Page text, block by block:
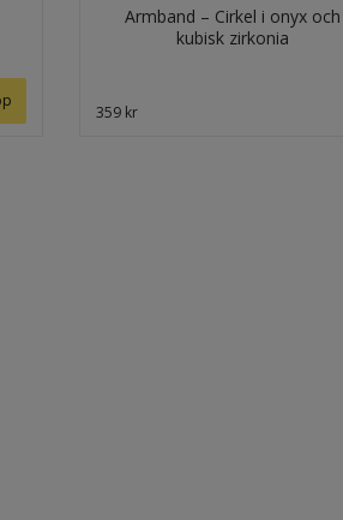
Armband – Cirkel i onyx och
kubisk zirkonia
359 kr